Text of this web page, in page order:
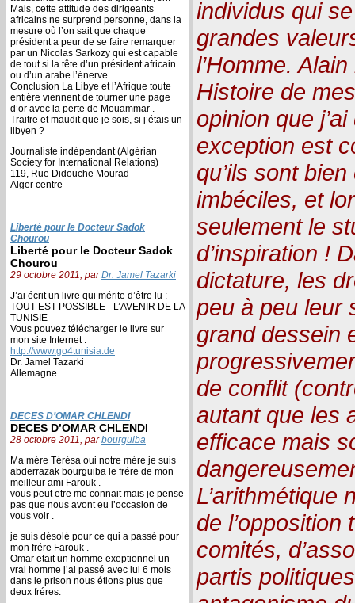
Mais, cette attitude des dirigeants
africains ne surprend personne, dans la
mesure où l’on sait que chaque
président a peur de se faire remarquer
par un Nicolas Sarkozy qui est capable
de tout si la tête d’un président africain
ou d’un arabe l’énerve.
Conclusion La Libye et l’Afrique toute
entière viennent de tourner une page
d’or avec la perte de Mouammar .
Traitre et maudit que je sois, si j’étais un
libyen ?
Journaliste indépendant (Algérian
Society for International Relations)
119, Rue Didouche Mourad
Alger centre
Liberté pour le Docteur Sadok
Chourou
Liberté pour le Docteur Sadok
Chourou
29 octobre 2011, parDr. Jamel Tazarki
J’ai écrit un livre qui mérite d’être lu :
TOUT EST POSSIBLE - L’AVENIR DE LA
TUNISIE
Vous pouvez télécharger le livre sur
mon site Internet :
http://www.go4tunisia.de
Dr. Jamel Tazarki
Allemagne
DECES D’OMAR CHLENDI
DECES D’OMAR CHLENDI
28 octobre 2011, parbourguiba
Ma mére Térésa oui notre mére je suis
abderrazak bourguiba le frére de mon
meilleur ami Farouk .
vous peut etre me connait mais je pense
pas que nous avont eu l’occasion de
vous voir .
je suis désolé pour ce qui a passé pour
mon frére Farouk .
Omar etait un homme exeptionnel un
vrai homme j’ai passé avec lui 6 mois
dans le prison nous étions plus que
deux fréres.
individus qui
grandes
l’Homme.
Histoire de
opinion que
exception est
qu’ils sont
imbéciles, et
seulement le
d’inspiration !
dictature, les
peu à peu leur
grand dessein
de conflit
autant que les
efficace mais
L’arithmétique
de
comités,
partis